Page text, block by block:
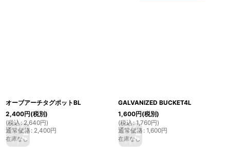
オーブアーチタグポットBL
2,400円(税別)
(税込: 2,640円)
通常価格: 2,400円
在庫なし
GALVANIZED BUCKET4L
1,600円(税別)
(税込: 1,760円)
通常価格: 1,600円
在庫なし